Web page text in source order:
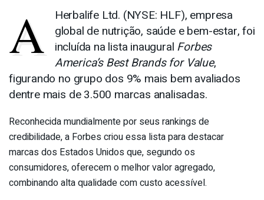
A
Herbalife Ltd. (NYSE: HLF), empresa
global de nutrição, saúde e bem-estar, foi
incluída na lista inaugural Forbes
America’s Best Brands for Value,
figurando no grupo dos 9% mais bem avaliados
dentre mais de 3.500 marcas analisadas.
Reconhecida mundialmente por seus rankings de
credibilidade, a Forbes criou essa lista para destacar
marcas dos Estados Unidos que, segundo os
consumidores, oferecem o melhor valor agregado,
combinando alta qualidade com custo acessível.